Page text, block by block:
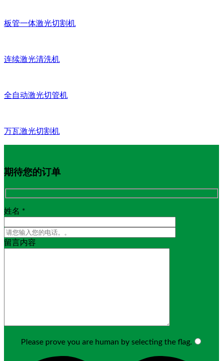
板管一体激光切割机
连续激光清洗机
全自动激光切管机
万瓦激光切割机
期待您的订单
姓名 *
留言内容
Please prove you are human by selecting theflag.